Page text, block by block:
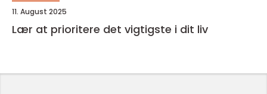
11. August 2025
Lær at prioritere det vigtigste i dit liv